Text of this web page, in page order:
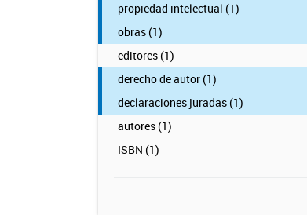
propiedad intelectual (1)
obras (1)
editores (1)
derecho de autor (1)
declaraciones juradas (1)
autores (1)
ISBN (1)